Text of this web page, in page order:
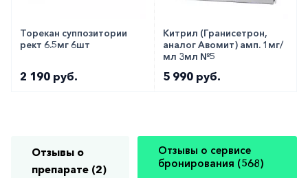
Торекан суппозитории
рект 6.5мг 6шт
2 190 руб.
Китрил (Гранисетрон,
аналог Авомит) амп. 1мг/
мл 3мл №5
5 990 руб.
Отзывы о
препарате (2)
Отзывы о сервисе
бронирования (568)